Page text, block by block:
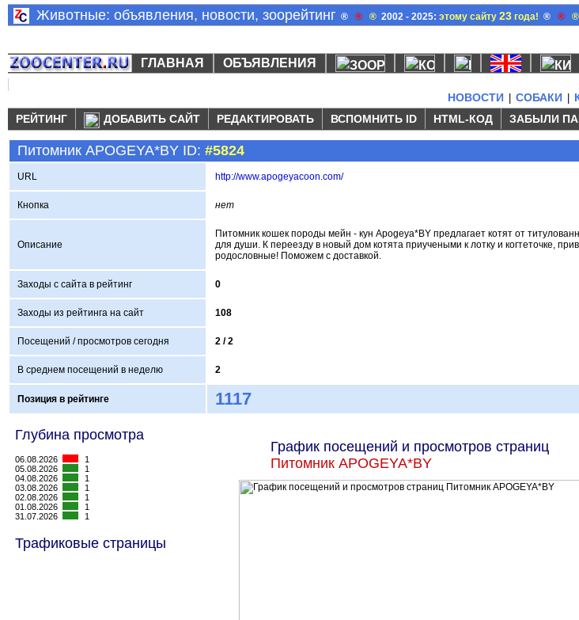
Животные: объявления, новости, зоорейтинг ® ® ® 2002 - 2025:этому сайту23 года! ® ® ®
ГЛАВНАЯ ОБЪЯВЛЕНИЯ
НОВОСТИ СОБАКИ
РЕЙТИНГ
ДОБАВИТЬ САЙТ РЕДАКТИРОВАТЬ ВСПОМНИТЬ ID HTML-КОД ЗАБЫЛИ
Питомник APOGEYA*BY ID: #5824
URL http://www.apogeyacoon.com/
Кнопка нет
Описание
Питомник кошек породы мейн - кун Apogeya*BY предлагает котят от
для души. К переезду в новый дом котята приучеными к лотку и когтеточке,
родословные! Поможем с доставкой.
Заходы с сайта в рейтинг 0
Заходы из рейтинга на сайт 108
Посещений / просмотров сегодня 2 /2
В среднем посещений в неделю 2
Позиция в рейтинге 1117
Глубина просмотра
06.08.2026
1
05.08.2026
1
04.08.2026
1
03.08.2026
1
02.08.2026
1
01.08.2026
1
31.07.2026
1
Трафиковые страницы
График посещений и просмотров страниц
Питомник APOGEYA*BY